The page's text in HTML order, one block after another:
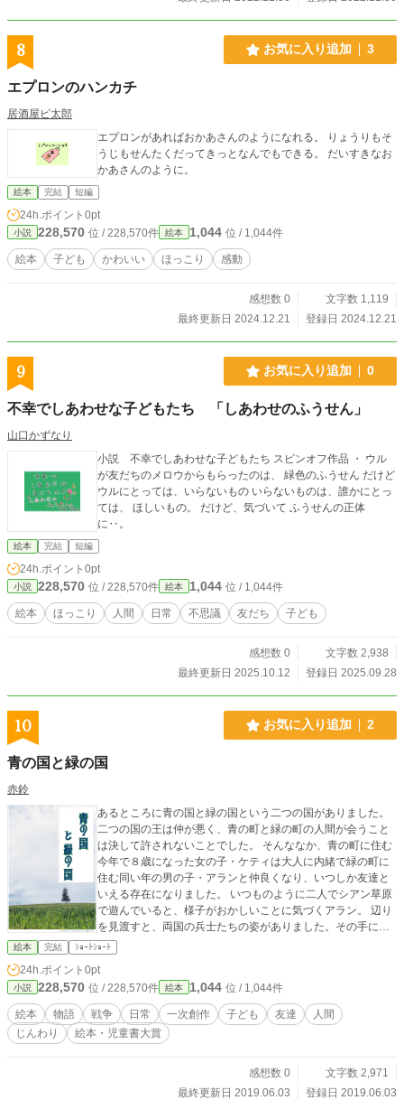
8 お気に入り追加 3
エプロンのハンカチ
居酒屋ピ太郎
エプロンがあればおかあさんのようになれる。 りょうりもそ
うじもせんたくだってきっとなんでもできる。 だいすきなお
かあさんのように。
絵本 完結 短編
24h.ポイント 0pt
小説 228,570 位 / 228,570件 絵本 1,044 位 / 1,044件
絵本 子ども かわいい ほっこり 感動
感想数 0
文字数 1,119
最終更新日 2024.12.21
登録日 2024.12.21
9 お気に入り追加 0
不幸でしあわせな子どもたち 「しあわせのふうせん」
山口かずなり
小説 不幸でしあわせな子どもたち スピンオフ作品 ・ ウル
が友だちのメロウからもらったのは、 緑色のふうせん だけど
ウルにとっては、いらないもの いらないものは、誰かにとっ
ては、 ほしいもの。 だけど、気づいて ふうせんの正体
に‥。
絵本 完結 短編
24h.ポイント 0pt
小説 228,570 位 / 228,570件 絵本 1,044 位 / 1,044件
絵本 ほっこり 人間 日常 不思議 友だち 子ども
感想数 0
文字数 2,938
最終更新日 2025.10.12
登録日 2025.09.28
10 お気に入り追加 2
青の国と緑の国
赤鈴
あるところに青の国と緑の国という二つの国がありました。
二つの国の王は仲が悪く、青の町と緑の町の人間が会うこと
は決して許されないことでした。 そんななか、青の町に住む
今年で８歳になった女の子・ケティは大人に内緒で緑の町に
住む同い年の男の子・アランと仲良くなり、いつしか友達と
いえる存在になりました。 いつものように二人でシアン草原
で遊んでいると、様子がおかしいことに気づくアラン。 辺り
を見渡すと、両国の兵士たちの姿がありました。その手には
武器を持っています。 二つの国の間で戦争が始まろうとして
いたのです。二人はそのことを知らされていませんでした。
ケティの提案で戦争を止めようと駆け出す二人でしたが―
―。
絵本 完結 ｼｮｰﾄｼｮｰﾄ
24h.ポイント 0pt
小説 228,570 位 / 228,570件 絵本 1,044 位 / 1,044件
絵本 物語 戦争 日常 一次創作 子ども 友達
人間
じんわり
絵本・児童書大賞
感想数 0
文字数 2,971
最終更新日 2019.06.03
登録日 2019.06.03